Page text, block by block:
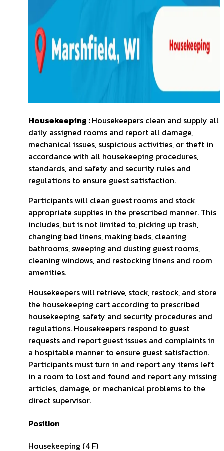
Housekeeping :Housekeepers clean and supply all
daily assigned rooms and report all damage,
mechanical issues, suspicious activities, or theft in
accordance with all housekeeping procedures,
standards, and safety and security rules and
regulations to ensure guest satisfaction.
Participants will clean guest rooms and stock
appropriate supplies in the prescribed manner. This
includes, but is not limited to, picking up trash,
changing bed linens, making beds, cleaning
bathrooms, sweeping and dusting guest rooms,
cleaning windows, and restocking linens and room
amenities.
Housekeepers will retrieve, stock, restock, and store
the housekeeping cart according to prescribed
housekeeping, safety and security procedures and
regulations. Housekeepers respond to guest
requests and report guest issues and complaints in
a hospitable manner to ensure guest satisfaction.
Participants must turn in and report any items left
in a room to lost and found and report any missing
articles, damage, or mechanical problems to the
direct supervisor.
Position
Housekeeping (4 F)